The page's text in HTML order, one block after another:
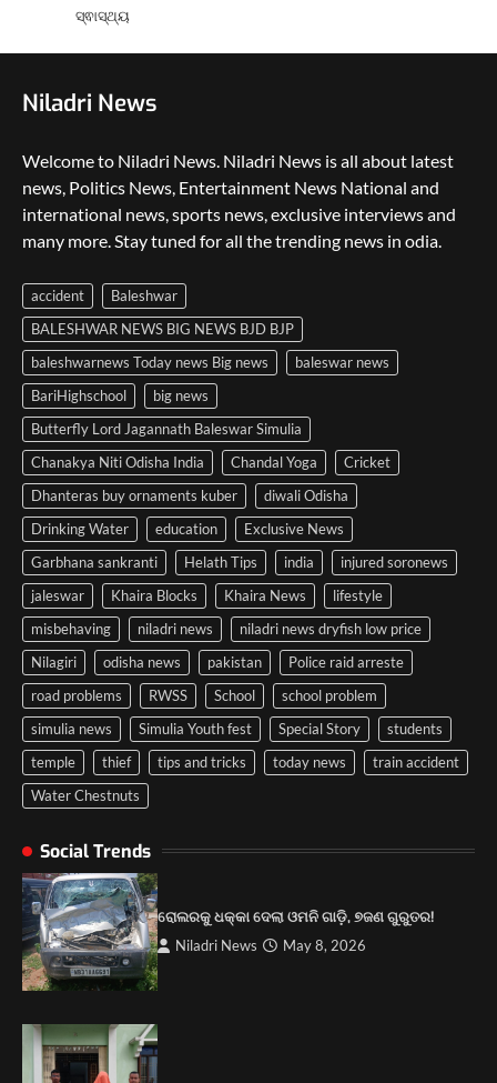
ସ୍ଵାସ୍ଥ୍ୟ
Niladri News
Welcome to Niladri News. Niladri News is all about latest
news, Politics News, Entertainment News National and
international news, sports news, exclusive interviews and
many more. Stay tuned for all the trending news in odia.
accident
Baleshwar
BALESHWAR NEWS BIG NEWS BJD BJP
baleshwarnews Today news Big news
baleswar news
BariHighschool
big news
Butterfly Lord Jagannath Baleswar Simulia
Chanakya Niti Odisha India
Chandal Yoga
Cricket
Dhanteras buy ornaments kuber
diwali Odisha
Drinking Water
education
Exclusive News
Garbhana sankranti
Helath Tips india
injured soronews
jaleswar
Khaira Blocks Khaira News
lifestyle
misbehaving
niladri news
niladri news dryfish low price
Nilagiri
odisha news pakistan
Police raid arreste
road problems
RWSS School
school problem
simulia news
Simulia Youth fest Special Story
students
temple
thief tips and tricks today news
train accident
Water Chestnuts
Social Trends
ରୋଲରକୁ ଧକ୍କା ଦେଲା ଓମନି ଗାଡ଼ି, ୭ଜଣ ଗୁରୁତର!
Niladri News May 8, 2026
2
3
କେନ୍ଦ୍ରମନ୍ତ୍ରୀ ଧର୍ମେନ୍ଦ୍ର ପ୍ରଧାନଙ୍କ ୫୮ ତମ
ଜନ୍ମଦିନ ଉପଲକ୍ଷେ ବିଶାଳ ରକ୍ତଦାନ ଶିବିର।